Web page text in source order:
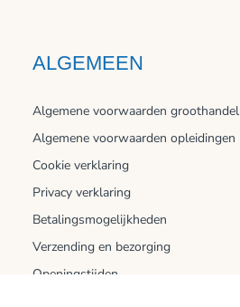
ALGEMEEN
Algemene voorwaarden groothandel
Algemene voorwaarden opleidingen
Cookie verklaring
Privacy verklaring
Betalingsmogelijkheden
Verzending en bezorging
Openingstijden